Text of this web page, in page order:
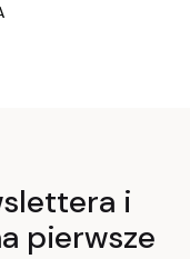
i
pierwsze